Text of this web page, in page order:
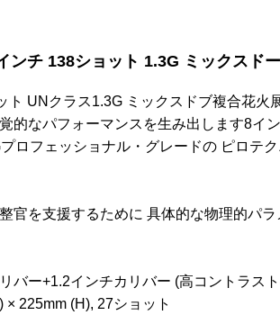
ンチ 138ショット 1.3G ミックス
UNクラス1.3G ミックスドブ複合花
的なパフォーマンスを生み出します8イ
ロフェッショナル・グレードの ピロテ
官を支援するために 具体的な物理的パ
バー+1.2インチカリバー (高コントラス
225mm (H), 27ショット